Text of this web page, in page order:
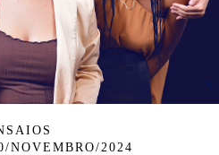
NOVEMBRO/2024